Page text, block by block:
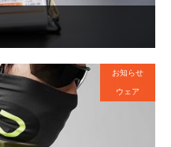
お知らせ
ウェア